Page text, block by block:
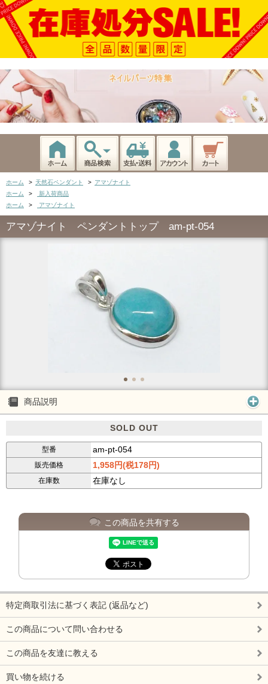
ホーム > 天然石ペンダント > アマゾナイト
ホーム
>
新入荷商品
ホーム
> アマゾナイト
アマゾナイト ペンダントトップ am-pt-054
商品説明
SOLD OUT
型番 am-pt-054
販売価格 1,958円(税178円)
在庫数 在庫なし
この商品を共有する
特定商取引法に基づく表記 (返品など)
この商品について問い合わせる
この商品を友達に教える
買い物を続ける